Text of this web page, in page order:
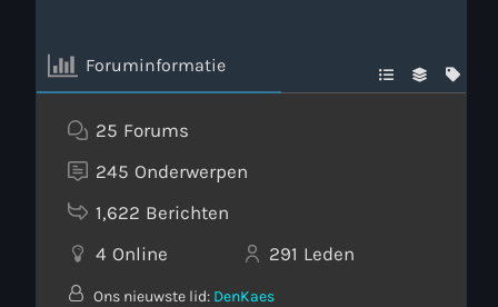
Foruminformatie
25 Forums
245 Onderwerpen
1,622 Berichten
4 Online 291 Leden
Ons nieuwste lid: DenKaes